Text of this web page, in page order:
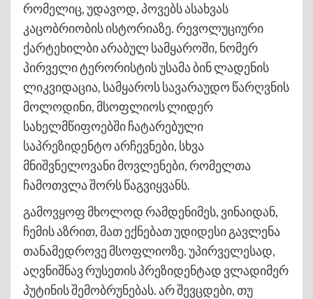
რომელიც, უდავოდ, პოვებს ასახვას
კაცობრიობის ისტორიაზე. რევოლუციური
ქარტეხილბი არაბულ სამყაროში, ნომერ
პირველი ტერორისტის უსამა ბინ ლადენის
ლიკვიდაცია, სამყაროს სავარაუდო წარღვნის
მოლოდინი, მსოფლიოს ლიდერ
სახელმწიფოებში ჩატარებული
საპრეზიდენტო არჩევნები, სხვა
მნიშვნელოვანი მოვლენები, რომელთა
ჩამოთვლა შორს წაგვიყვანს.
გამოვყოფ მხოლოდ რამდენიმეს, ვინაიდან,
ჩემის აზრით, მათ ექნებათ უდიდესი გავლენა
თანამედროვე მსოფლიოზე. უპირველესად,
აღვნიშნავ რუსეთის პრეზიდენტად ვლადიმერ
პუტინის შემობრუნებას. არ შევცდები, თუ